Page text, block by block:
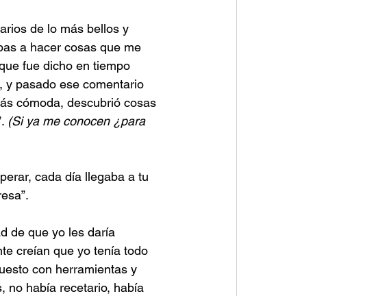
de lo más bellos y
a hacer cosas que me
fue dicho en tiempo
, y pasado ese comentario
cómoda, descubrió cosas
(Si ya me conocen ¿para
cada día llegaba a tu
de que yo les daría
creían que yo tenía todo
con herramientas y
no había recetario, había